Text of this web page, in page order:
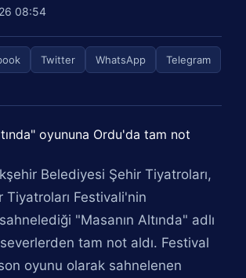
08:54
Twitter WhatsApp Telegram
Belediyesi Şehir Tiyatroları,
Tiyatroları Festivali'nin
"Masanın Altında" adlı
tam not aldı. Festival
oyunu olarak sahnelenen